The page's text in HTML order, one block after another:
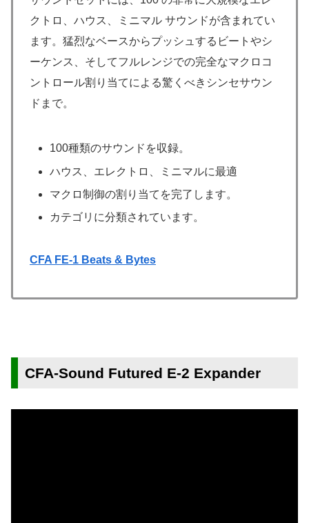
クトロ、ハウス、ミニマル サウンドが含まれてい
ます。猛烈なベースからプッシュするビートやシ
ーケンス、そしてフルレンジでの完全なマクロコ
ントロール割り当てによる驚くべきシンセサウン
ドまで。
100種類のサウンドを収録。
ハウス、エレクトロ、ミニマルに最適
マクロ制御の割り当てを完了します。
カテゴリに分類されています。
CFA FE-1 Beats & Bytes
CFA-Sound Futured E-2 Expander